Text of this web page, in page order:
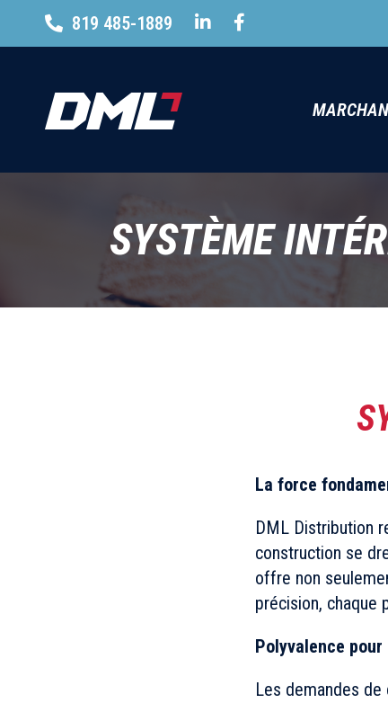
819 485-1889
SYSTÈME
La force
DML Distribution
construction se
offre non
précision, chaque
Polyvalence
Les demandes